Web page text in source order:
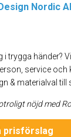
Nordic
i trygga händer?
service och
& materialval till
av mitt café. Från start till mål har hela processen varit smidig och professionell. Nadja lyssnade verkligen på min vision och idéer och lyckades översätta dem till en design
prisförslag